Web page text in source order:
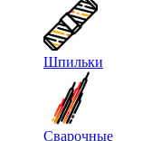
Шпильки
Сварочные